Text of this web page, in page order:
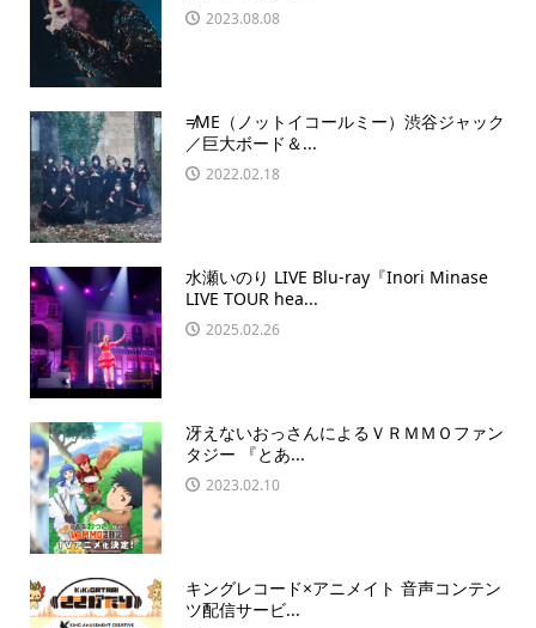
2023.08.08
≠ME（ノットイコールミー）渋谷ジャック
／巨大ボード＆...
2022.02.18
水瀬いのり LIVE Blu-ray『Inori Minase
LIVE TOUR hea...
2025.02.26
冴えないおっさんによるＶＲＭＭＯファン
タジー 『とあ...
2023.02.10
キングレコード×アニメイト 音声コンテン
ツ配信サービ...